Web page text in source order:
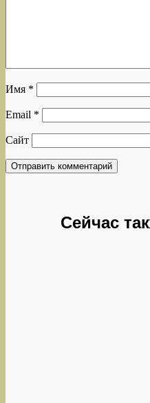
Имя *
Email *
Сайт
Сейчас